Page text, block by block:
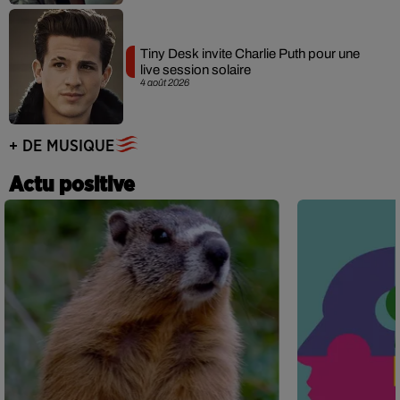
4 août 2026
Tiny Desk invite Charlie Puth pour une
live session solaire
+ DE MUSIQUE
Actu positive